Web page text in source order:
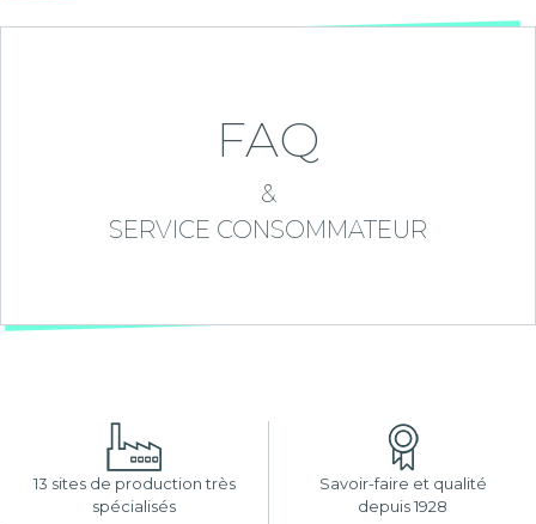
FAQ
&
SERVICE CONSOMMATEUR
13 sites de production très
spécialisés
Savoir-faire et qualité
depuis 1928